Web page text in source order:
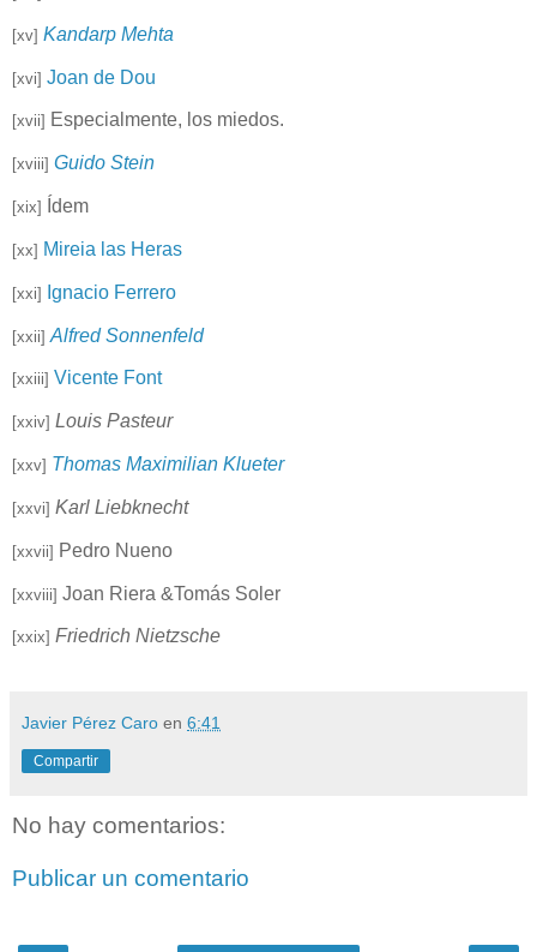
[xv] Kandarp Mehta
[xvi] Joan de Dou
[xvii] Especialmente, los miedos.
[xviii] Guido Stein
[xix] Ídem
[xx] Mireia las Heras
[xxi] Ignacio Ferrero
[xxii] Alfred Sonnenfeld
[xxiii] Vicente Font
[xxiv] Louis Pasteur
[xxv] Thomas Maximilian Klueter
[xxvi] Karl Liebknecht
[xxvii] Pedro Nueno
[xxviii] Joan Riera &Tomás Soler
[xxix] Friedrich Nietzsche
Javier Pérez Caro en 6:41
Compartir
No hay comentarios:
Publicar un comentario